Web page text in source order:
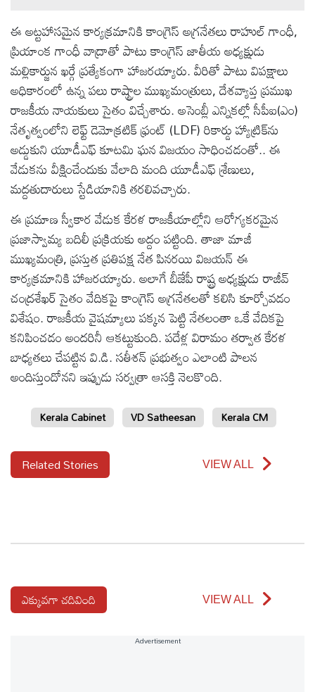
ఈ అట్టహాసమైన కార్యక్రమానికి కాంగ్రెస్ అగ్రనేతలు రాహుల్ గాంధీ,
ప్రియాంక గాంధీ వాద్రాతో పాటు కాంగ్రెస్ జాతీయ అధ్యక్షుడు
మల్లికార్జున ఖర్గే ప్రత్యేకంగా హాజరయ్యారు. వీరితో పాటు విపక్షాలు
అధికారంలో ఉన్న పలు రాష్ట్రాల ముఖ్యమంత్రులు, దేశవ్యాప్త ప్రముఖ
రాజకీయ నాయకులు సైతం విచ్చేశారు. అసెంబ్లీ ఎన్నికల్లో సీపీఐ(ఎం)
నేతృత్వంలోని లెఫ్ట్ డెమోక్రటిక్ ఫ్రంట్ (LDF) రికార్డు హ్యాట్రిక్‌ను
అడ్డుకుని యూడీఎఫ్ కూటమి ఘన విజయం సాధించడంతో.. ఈ
వేడుకను వీక్షించేందుకు వేలాది మంది యూడీఎఫ్ శ్రేణులు,
మద్దతుదారులు స్టేడియానికి తరలివచ్చారు.
ఈ ప్రమాణ స్వీకార వేడుక కేరళ రాజకీయాల్లోని ఆరోగ్యకరమైన
ప్రజాస్వామ్య బదిలీ ప్రక్రియకు అద్దం పట్టింది. తాజా మాజీ
ముఖ్యమంత్రి, ప్రస్తుత ప్రతిపక్ష నేత పినరయి విజయన్ ఈ
కార్యక్రమానికి హాజరయ్యారు. అలాగే బీజేపీ రాష్ట్ర అధ్యక్షుడు రాజీవ్
చంద్రశేఖర్ సైతం వేదికపై కాంగ్రెస్ అగ్రనేతలతో కలిసి కూర్చోవడం
విశేషం. రాజకీయ వైషమ్యాలు పక్కన పెట్టి నేతలంతా ఒకే వేదికపై
కనిపించడం అందరినీ ఆకట్టుకుంది. పదేళ్ల విరామం తర్వాత కేరళ
బాధ్యతలు చేపట్టిన వి.డి. సతీశన్ ప్రభుత్వం ఎలాంటి పాలన
అందిస్తుందోనని ఇప్పుడు సర్వత్రా ఆసక్తి నెలకొంది.
Kerala Cabinet VD Satheesan Kerala CM
Related Stories VIEW ALL
ఎక్కువగా చదివింది VIEW ALL
Advertisement